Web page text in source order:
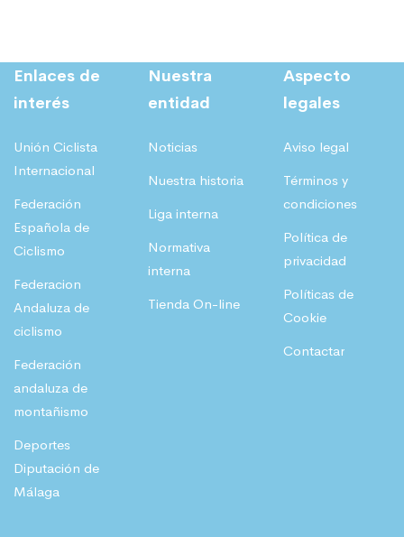
Enlaces de
interés
Unión Ciclista
Internacional
Federación
Española de
Ciclismo
Federacion
Andaluza de
ciclismo
Federación
andaluza de
montañismo
Deportes
Diputación de
Málaga
Nuestra
entidad
Noticias
Nuestra historia
Liga interna
Normativa
interna
Tienda On-line
Aspecto
legales
Aviso legal
Términos y
condiciones
Política de
privacidad
Políticas de
Cookie
Contactar